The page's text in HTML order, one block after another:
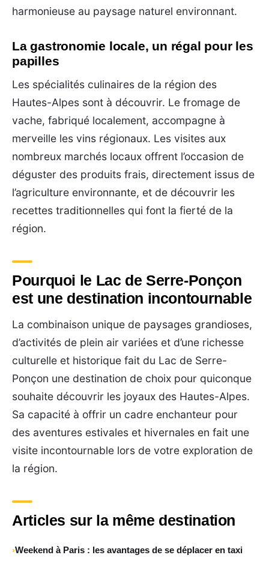
harmonieuse au paysage naturel environnant.
La gastronomie locale, un régal pour les
papilles
Les spécialités culinaires de la région des
Hautes-Alpes sont à découvrir. Le fromage de
vache, fabriqué localement, accompagne à
merveille les vins régionaux. Les visites aux
nombreux marchés locaux offrent l’occasion de
déguster des produits frais, directement issus de
l’agriculture environnante, et de découvrir les
recettes traditionnelles qui font la fierté de la
région.
Pourquoi le Lac de Serre-Ponçon
est une destination incontournable
La combinaison unique de paysages grandioses,
d’activités de plein air variées et d’une richesse
culturelle et historique fait du Lac de Serre-
Ponçon une destination de choix pour quiconque
souhaite découvrir les joyaux des Hautes-Alpes.
Sa capacité à offrir un cadre enchanteur pour
des aventures estivales et hivernales en fait une
visite incontournable lors de votre exploration de
la région.
Articles sur la même destination
Weekend à Paris : les avantages de se déplacer en taxi